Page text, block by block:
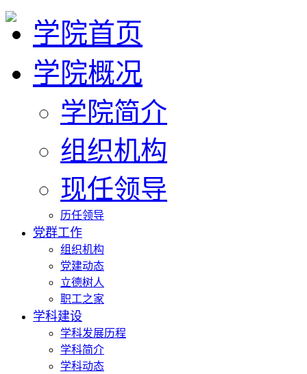
学院首页
学院概况
学院简介
组织机构
现任领导
历任领导
党群工作
组织机构
党建动态
立德树人
职工之家
学科建设
学科发展历程
学科简介
学科动态